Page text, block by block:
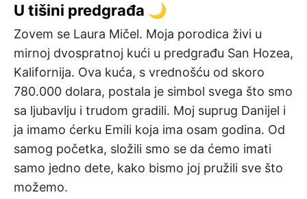
U tišini predgrađa 🌙
Zovem se Laura Mičel. Moja porodica živi u
mirnoj dvospratnoj kući u predgrađu San Hozea,
Kalifornija. Ova kuća, s vrednošću od skoro
780.000 dolara, postala je simbol svega što smo
sa ljubavlju i trudom gradili. Moj suprug Danijel i
ja imamo ćerku Emili koja ima osam godina. Od
samog početka, složili smo se da ćemo imati
samo jedno dete, kako bismo joj pružili sve što
možemo.